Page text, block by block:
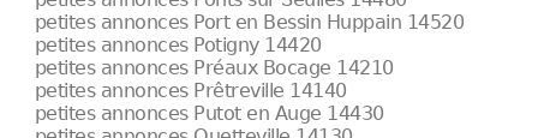
petites annonces Port en Bessin Huppain 14520
petites annonces Potigny 14420
petites annonces Préaux Bocage 14210
petites annonces Prêtreville 14140
petites annonces Putot en Auge 14430